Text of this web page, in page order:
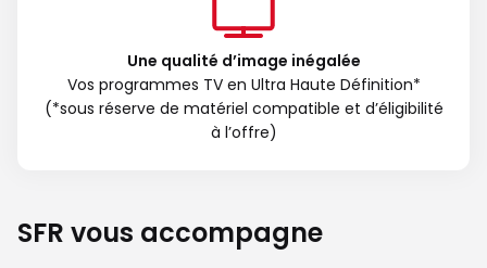
Une qualité d’image inégalée
Vos programmes TV en Ultra Haute Définition*
(*sous réserve de matériel compatible et d’éligibilité
à l’offre)
SFR vous accompagne